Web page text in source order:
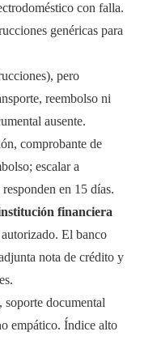
con falla.
genéricas para
pero
reembolso ni
ausente.
comprobante de
escalar a
en 15 días.
financiera
El banco
nota de crédito y
soporte documental
empático. Índice alto